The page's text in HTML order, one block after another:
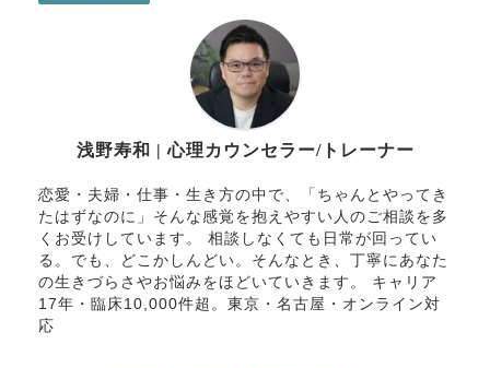
浅野寿和 | 心理カウンセラー/トレーナー
恋愛・夫婦・仕事・生き方の中で、「ちゃんとやってき
たはずなのに」そんな感覚を抱えやすい人のご相談を多
くお受けしています。 相談しなくても日常が回ってい
る。でも、どこかしんどい。そんなとき、丁寧にあなた
の生きづらさやお悩みをほどいていきます。 キャリア
17年・臨床10,000件超。東京・名古屋・オンライン対
応